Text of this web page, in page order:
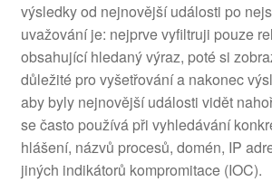
výsledky od nejnovější události po
uvažování je: nejprve vyfiltruji pouze
obsahující hledaný výraz, poté si
důležité pro vyšetřování a nakonec
aby byly nejnovější události vidět
se často používá při vyhledávání
hlášení, názvů procesů, domén, IP
jiných indikátorů kompromitace (IOC).